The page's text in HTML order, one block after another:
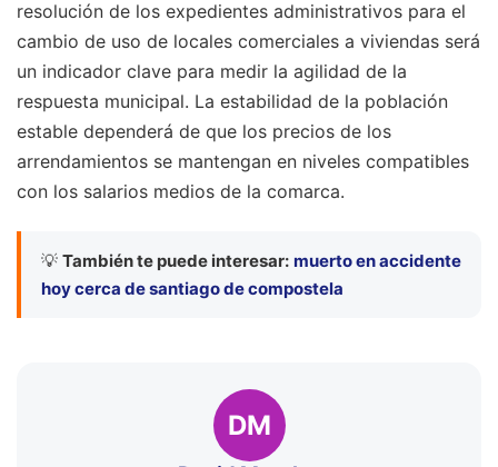
resolución de los expedientes administrativos para el
cambio de uso de locales comerciales a viviendas será
un indicador clave para medir la agilidad de la
respuesta municipal. La estabilidad de la población
estable dependerá de que los precios de los
arrendamientos se mantengan en niveles compatibles
con los salarios medios de la comarca.
💡 También te puede interesar: muerto en accidente
hoy cerca de santiago de compostela
DM